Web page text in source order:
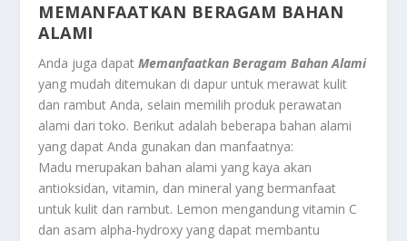
MEMANFAATKAN BERAGAM BAHAN
ALAMI
Anda juga dapatMemanfaatkan Beragam Bahan Alami
yang mudah ditemukan di dapur untuk merawat kulit
dan rambut Anda, selain memilih produk perawatan
alami dari toko. Berikut adalah beberapa bahan alami
yang dapat Anda gunakan dan manfaatnya:
Madu merupakan bahan alami yang kaya akan
antioksidan, vitamin, dan mineral yang bermanfaat
untuk kulit dan rambut. Lemon mengandung vitamin C
dan asam alpha-hydroxy yang dapat membantu